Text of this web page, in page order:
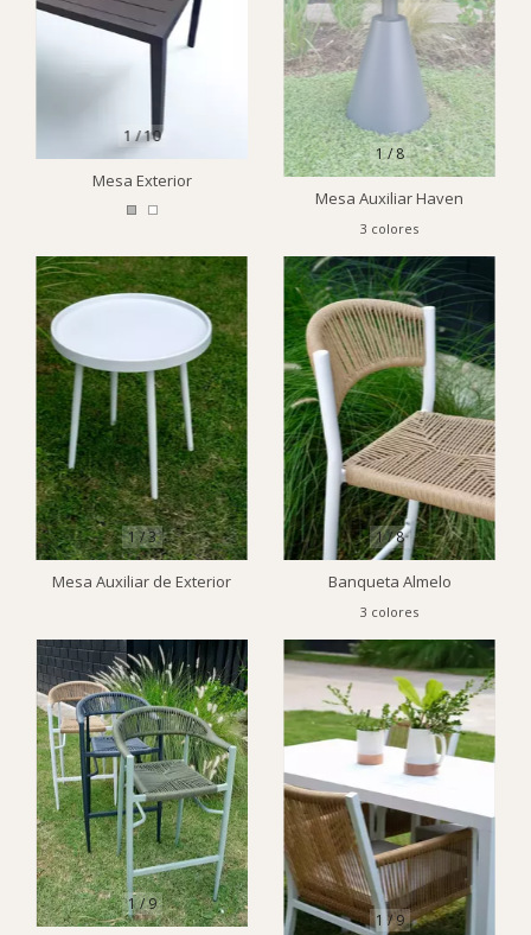
1/10
Mesa Exterior
1/8
Mesa Auxiliar Haven
3 colores
1/3
Mesa Auxiliar de Exterior
1/8
Banqueta Almelo
3 colores
1/9
1 /9